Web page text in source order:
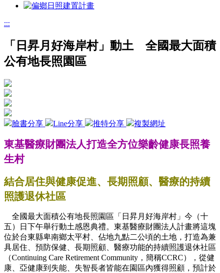
:::
「日昇月好海岸村」動土 全國最大面積
公有地長照園區
臉書分享 Line分享 推特分享 複製網址
東基醫療財團法人打造全方位樂齡健康長照養
生村
結合居住與健康促進、長期照顧、醫療的持續
照護退休社區
全國最大面積公有地長照園區「日昇月好海岸村」今（十
五）日下午舉行動土感恩典禮。東基醫療財團法人計畫將這塊
位於台東縣卑南鄉太平村、佔地九點二公頃的土地，打造為兼
具居住、預防保健、長期照顧、醫療功能的持續照護退休社區
（Continuing Care Retirement Community，簡稱CCRC），從健
康、亞健康到失能、失智長者皆能在園區內獲得照顧，預計於